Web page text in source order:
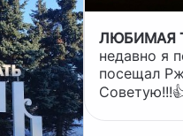
ЛЮБИМАЯ
недавно я
посещал